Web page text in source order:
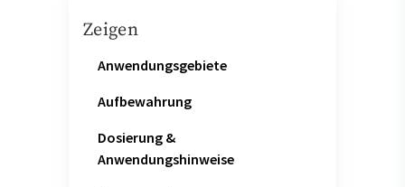
Zeigen
Anwendungsgebiete
Aufbewahrung
Dosierung &
Anwendungshinweise